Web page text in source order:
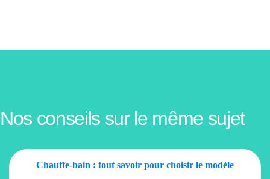
Nos conseils sur le même sujet
Chauffe-bain : tout savoir pour choisir le modèle